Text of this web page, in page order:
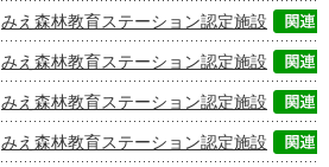
みえ森林教育ステーション認定施設
みえ森林教育ステーション認定施設
みえ森林教育ステーション認定施設
みえ森林教育ステーション認定施設